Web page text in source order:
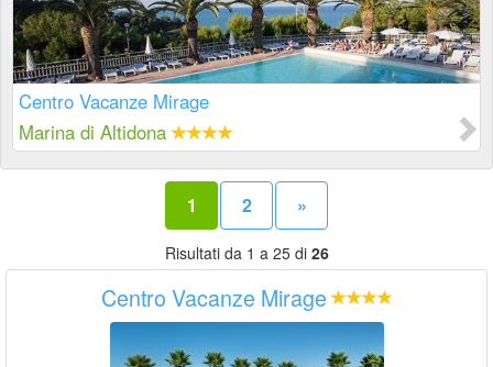
Centro Vacanze Mirage
Marina di Altidona
1 2 »
Risultati da 1 a 25 di 26
Centro Vacanze Mirage